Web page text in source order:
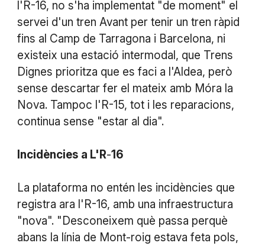
l'R-16, no s'ha implementat "de moment" el
servei d'un tren Avant per tenir un tren ràpid
fins al Camp de Tarragona i Barcelona, ni
existeix una estació intermodal, que Trens
Dignes prioritza que es faci a l'Aldea, però
sense descartar fer el mateix amb Móra la
Nova. Tampoc l'R-15, tot i les reparacions,
continua sense "estar al dia".
Incidències a L'R-16
La plataforma no entén les incidències que
registra ara l'R-16, amb una infraestructura
"nova". "Desconeixem què passa perquè
abans la línia de Mont-roig estava feta pols,